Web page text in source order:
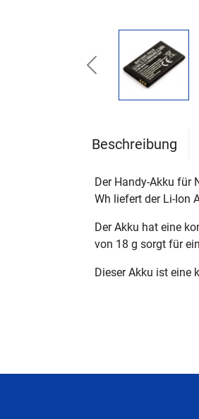
Previous
Beschreibung
Der Handy-Akku für
Wh liefert der Li-Ion
Der Akku hat eine
von 18 g sorgt für
Dieser Akku ist eine